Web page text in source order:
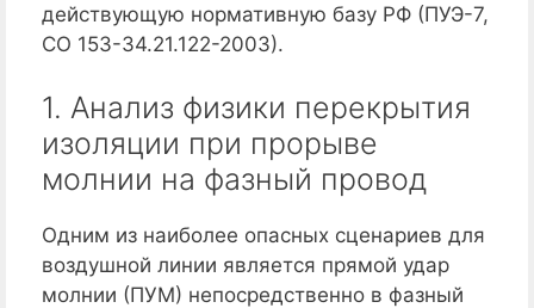
действующую нормативную базу РФ (ПУЭ-7,
СО 153-34.21.122-2003).
1. Анализ физики перекрытия
изоляции при прорыве
молнии на фазный провод
Одним из наиболее опасных сценариев для
воздушной линии является прямой удар
молнии (ПУМ) непосредственно в фазный